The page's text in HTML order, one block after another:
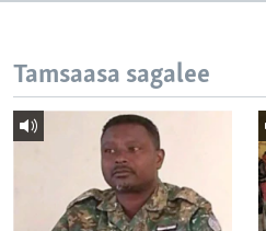
Tamsaasa sagalee